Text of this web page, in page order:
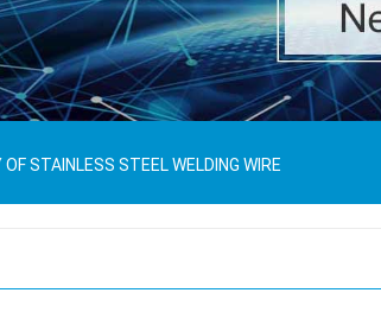
STAINLESS STEEL WELDING WIRE